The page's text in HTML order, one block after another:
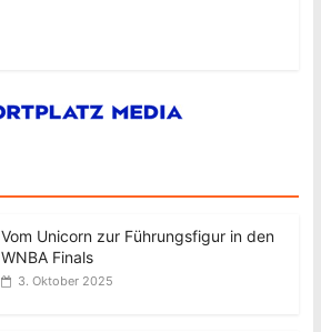
Vom Unicorn zur Führungsfigur in den
WNBA Finals
3. Oktober 2025